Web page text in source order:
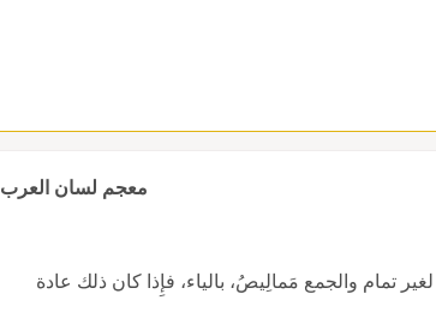
معجم لسان العرب
تمام والجمع مَمالِيصُ، بالياء، فإِذا كان ذلك عادة